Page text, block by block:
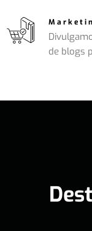
de blogs